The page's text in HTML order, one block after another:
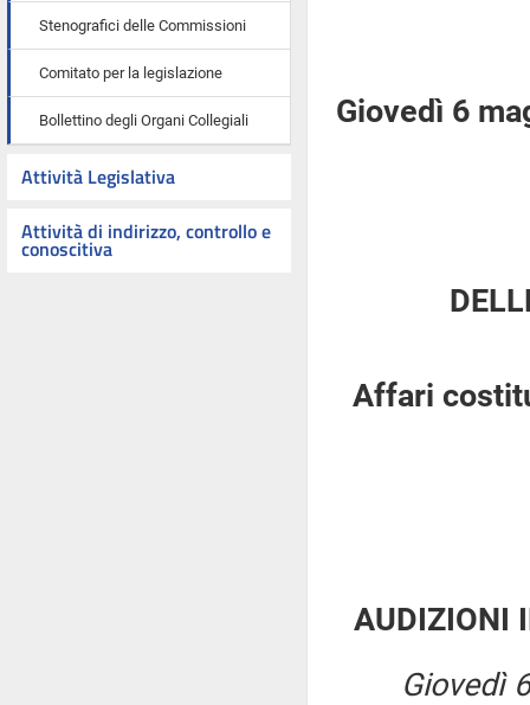
Stenografici delle Commissioni
Comitato per la legislazione
Bollettino degli Organi Collegiali
Attività Legislativa
Attività di indirizzo, controllo e
conoscitiva
Giovedì 6
Affari
AUDIZIONI
Giovedì